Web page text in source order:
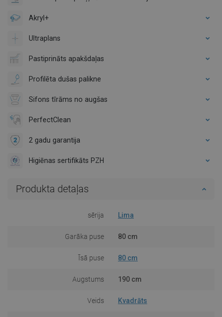
Akryl+
Ultraplans
Pastiprināts apakšdaļas
Profilēta dušas palikne
Sifons tīrāms no augšas
PerfectClean
2 gadu garantija
Higiēnas sertifikāts PZH
Produkta detaļas
sērija Lima
Garāka puse 80 cm
Īsā puse 80 cm
Augstums 190 cm
Veids Kvadrāts